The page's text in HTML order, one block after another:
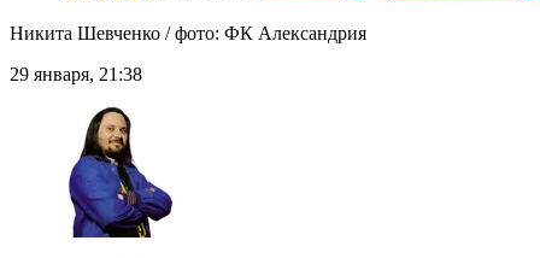
Никита Шевченко / фото: ФК Александрия
29 января, 21:38